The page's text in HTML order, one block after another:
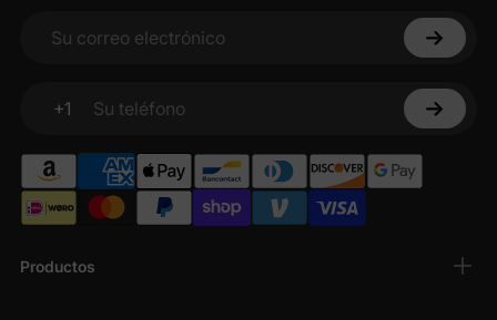
Productos
Su correo electrónico
+1
Su teléfono